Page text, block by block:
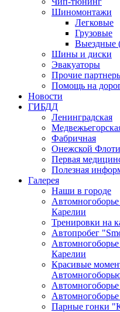
Шиномонтажи
Легковые
Грузовые
Выездные
Шины и диски
Эвакуаторы
Прочие
Помощь на
Новости
ГИБДД
Ленинградская
Фабричная
Онежской
Первая
Полезная
Галерея
Наши в городе
Карелии
Тренировки на
Автопробег
Карелии
Красивые
Парные гонки